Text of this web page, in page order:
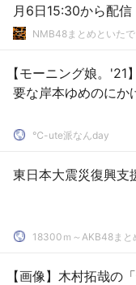
月6日15:30から配信
NMB48まとめといたで
【モーニング娘。
要な岸本ゆめのにか
℃-ute派なんday
東日本大震災復興支
18300ｍ～AKB48まと
【画像】木村拓哉の